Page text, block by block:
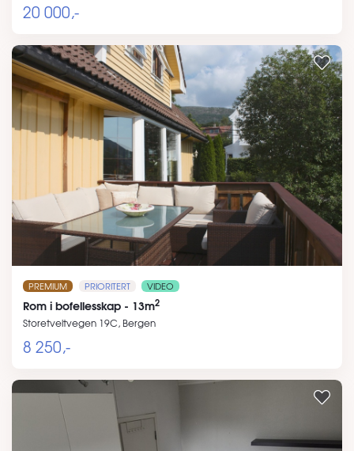
20 000,-
PREMIUM PRIORITERT VIDEO
Rom i bofellesskap - 13m2
Storetveitvegen 19C, Bergen
8 250,-